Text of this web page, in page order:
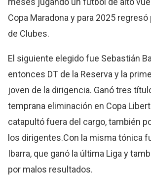
Copa Maradona y para 2025 regresó
de Clubes.
El siguiente elegido fue Sebastián
entonces DT de la Reserva y la
joven de la dirigencia. Ganó tres
temprana eliminación en Copa
catapultó fuera del cargo, también
los dirigentes.Con la misma tónica
Ibarra, que ganó la última Liga y
por malos resultados.